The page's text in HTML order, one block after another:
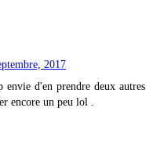
2017
d'en prendre deux autres
encore un peu lol .